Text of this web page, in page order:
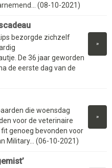
(08-10-2021)
»
bezorgde zichzelf
De 36 jaar geworden
de eerste dag van de
»
die woensdag
voor de veterinaire
genoeg bevonden voor
Military... (06-10-2021)